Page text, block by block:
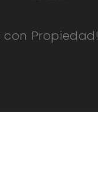
con Propiedad!